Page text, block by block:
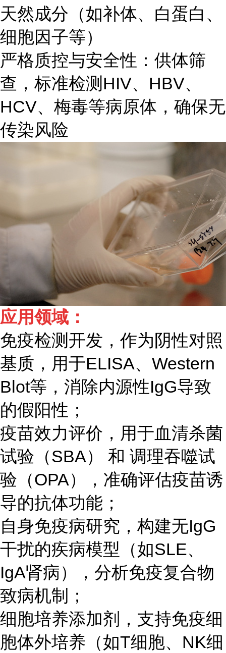
天然成分（如补体、白蛋白、
细胞因子等）
严格质控与安全性：供体筛
查，标准检测HIV、HBV、
HCV、梅毒等病原体，确保无
传染风险
应用领域：
免疫检测开发，作为阴性对照
基质，用于ELISA、Western
Blot等，消除内源性IgG导致
的假阳性；
疫苗效力评价，用于血清杀菌
试验（SBA） 和 调理吞噬试
验（OPA），准确评估疫苗诱
导的抗体功能；
自身免疫病研究，构建无IgG
干扰的疾病模型（如SLE、
IgA肾病），分析免疫复合物
致病机制；
细胞培养添加剂，支持免疫细
胞体外培养（如T细胞、NK细